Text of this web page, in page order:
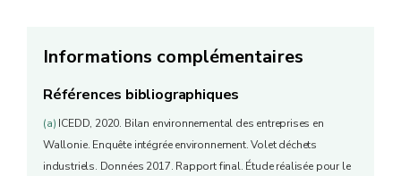
Informations complémentaires
Références bibliographiques
(a) ICEDD, 2020. Bilan environnemental des entreprises en
Wallonie. Enquête intégrée environnement. Volet déchets
industriels. Données 2017. Rapport final. Étude réalisée pour le